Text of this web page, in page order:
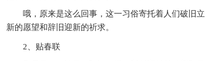
哦，原来是这么回事，这一习俗寄托着人们破旧立
新的愿望和辞旧迎新的祈求。
2、贴春联